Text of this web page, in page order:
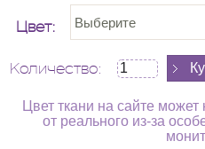
Цвет:
Количество:
Цвет ткани на сайте может
от реального из-за